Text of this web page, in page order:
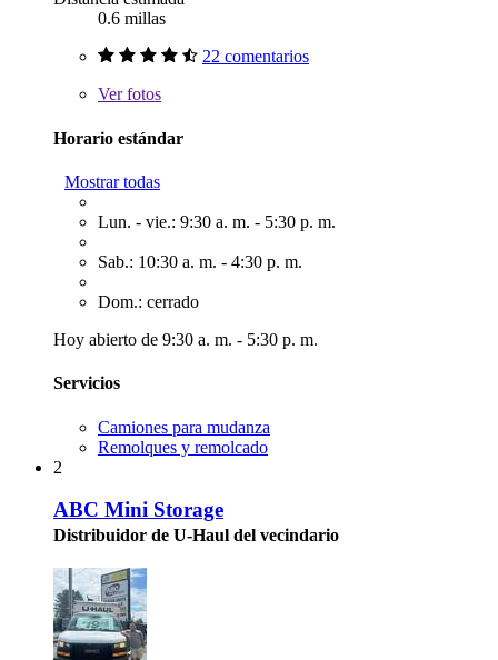
0.6 millas
22 comentarios
Verfotos
Horario estándar
Mostrar todas
Lun. - vie.: 9:30 a. m. - 5:30 p. m.
Sab.: 10:30 a. m. - 4:30 p. m.
Dom.: cerrado
Hoy abierto de 9:30 a. m. - 5:30 p. m.
Servicios
Camiones para mudanza
Remolques y remolcado
2
ABC Mini Storage
Distribuidor de U-Haul del vecindario